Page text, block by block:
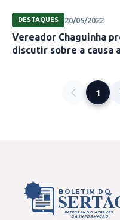
DESTAQUES 20/05/2022
Vereador Chaguinha
discutir sobre a causa
1
BOLETIM DO
INTEGRANDO ATRAVÉS
DA INFORMAÇÃO